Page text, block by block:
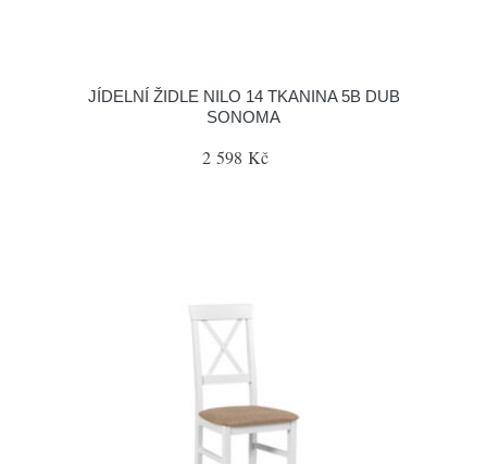
JÍDELNÍ ŽIDLE NILO 14 TKANINA 5B DUB
SONOMA
2 598 Kč